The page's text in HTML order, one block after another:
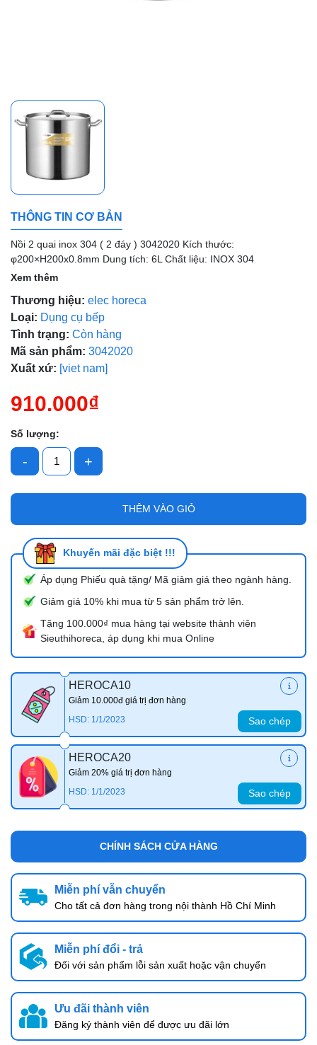
THÔNG TIN CƠ BẢN
Nồi 2 quai inox 304 ( 2 đáy ) 3042020 Kích thước:
φ200×H200x0.8mm Dung tích: 6L Chất liệu: INOX 304
Xem thêm
Thương hiệu: elec horeca
Loại: Dụng cụ bếp
Tình trạng: Còn hàng
Mã sản phẩm: 3042020
Xuất xứ: [viet nam]
910.000₫
Số lượng:
- +
THÊM VÀO GIỎ
Khuyến mãi đặc biệt !!!
Áp dụng Phiếu quà tặng/ Mã giảm giá theo ngành hàng.
Giảm giá 10% khi mua từ 5 sản phẩm trở lên.
Tặng 100.000₫ mua hàng tại website thành viên
Sieuthihoreca, áp dụng khi mua Online
HEROCA10
Giảm 10.000đ giá trị đơn hàng
HSD: 1/1/2023
Sao chép
HEROCA20
Giảm 20% giá trị đơn hàng
HSD: 1/1/2023
Sao chép
Mã giảm giá:
Ngày hết hạn:
Điều kiện:
CHÍNH SÁCH CỬA HÀNG
Miễn phí vẫn chuyển
Cho tất cả đơn hàng trong nội thành Hồ Chí Minh
Miễn phí đổi - trả
Đối với sản phẩm lỗi sản xuất hoặc vận chuyển
Ưu đãi thành viên
Đăng ký thành viên để được ưu đãi lớn